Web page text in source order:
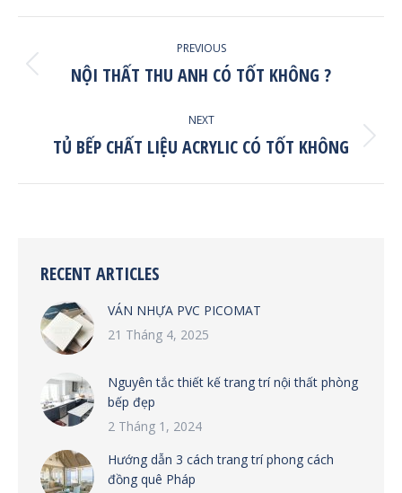
NAVIGATION
PREVIOUS
Previous
NỘI THẤT THU ANH CÓ TỐT KHÔNG ?
NEXT
Next
TỦ BẾP CHẤT LIỆU ACRYLIC CÓ TỐT KHÔNG
RECENT ARTICLES
VÁN NHỰA PVC PICOMAT
21 Tháng 4, 2025
Nguyên tắc thiết kế trang trí nội thất phòng
bếp đẹp
2 Tháng 1, 2024
Hướng dẫn 3 cách trang trí phong cách
đồng quê Pháp